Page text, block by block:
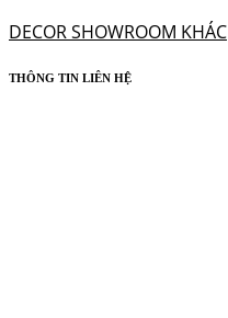
DECOR SHOWROOM KHÁC
THÔNG TIN LIÊN HỆ